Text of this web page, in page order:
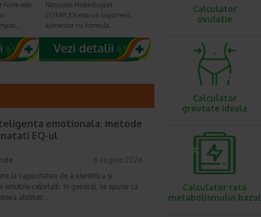
Forte este
Naturalis ProbioSuport
COMPLEX este un supliment
alimentar cu formula…
emotionala: metode
EQ-ul
6 august 2026
la capacitatea de a identifica si
celorlalti. In general, se spune ca
abilitati:…
Calculator
ovulatie
Calculator
greutate ideala
Calculator rata
metabolismului bazal